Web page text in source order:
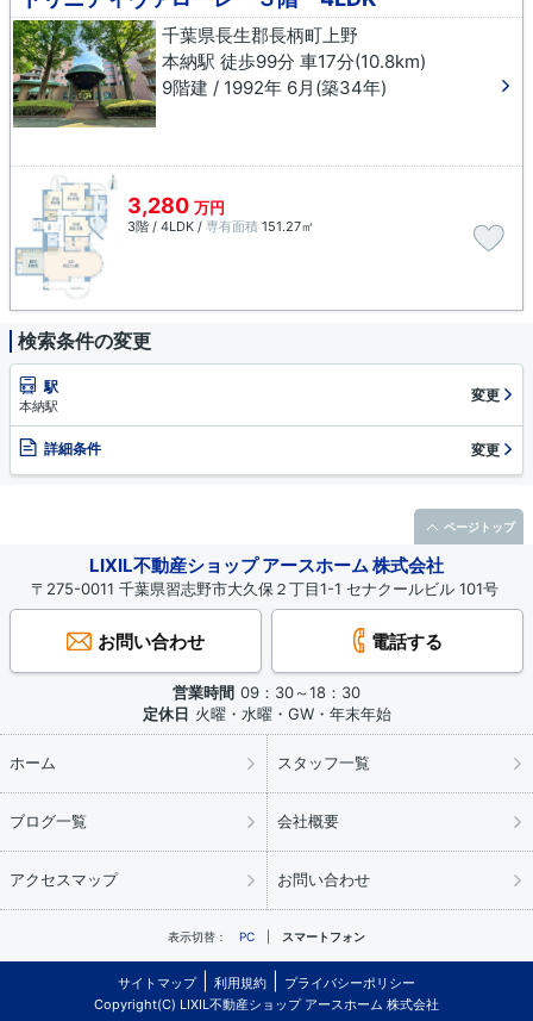
千葉県長生郡長柄町上野
本納駅 徒歩99分 車17分(10.8km)
9階建 / 1992年 6月(築34年)
3,280 万円
3階 / 4LDK / 専有面積 151.27㎡
検索条件の変更
駅
本納駅
変更
詳細条件 変更
LIXIL不動産ショップ アースホーム 株式会社
〒275-0011 千葉県習志野市大久保２丁目1-1 セナクールビル 101号
お問い合わせ 電話する
営業時間 09：30～18：30
定休日 火曜・水曜・GW・年末年始
ホーム スタッフ一覧
ブログ一覧 会社概要
アクセスマップ お問い合わせ
表示切替： PC スマートフォン
サイトマップ 利用規約
プライバシーポリシー
Copyright(C) LIXIL不動産ショップ アースホーム 株式会社
ページトップ